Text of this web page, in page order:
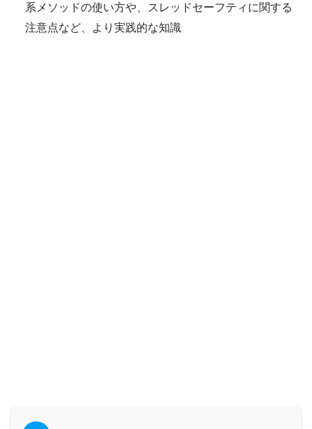
系メソッドの使い方や、スレッドセーフティに関する
注意点など、より実践的な知識